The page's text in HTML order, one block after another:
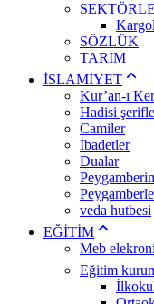
SÖZLÜK
TARIM
İSLAMİYET
Kur’an-ı
Hadisi
Camiler
İbadetler
Dualar
veda hutbesi
EĞİTİM
Meb
Eğitim